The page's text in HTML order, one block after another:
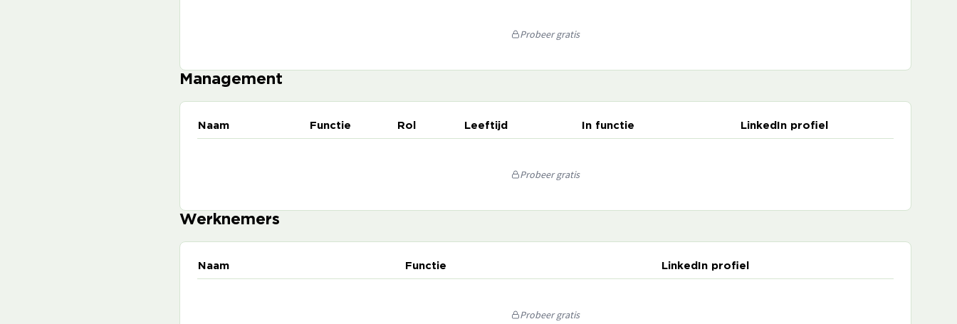
Probeer gratis
Management
Naam Functie Rol Leeftijd In functie LinkedIn profiel
Probeer gratis
Werknemers
Naam Functie LinkedIn profiel
Probeer gratis